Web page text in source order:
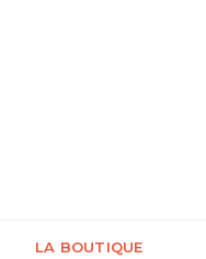
LA BOUTIQUE